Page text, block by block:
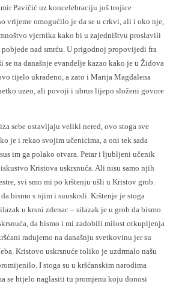
Pavičić uz koncelebraciju još trojice
vrijeme omogućilo je da se u crkvi, ali i oko nje,
vjernika kako bi u zajedništvu proslavili
nad smrću. U prigodnoj propovijedi fra
na današnje evanđelje kazao kako je u Židova
tijelo ukradeno, a zato i Marija Magdalena
uzeo, ali povoji i ubrus lijepo složeni govore
sebe ostavljaju veliki nered, ovo stoga sve
je i rekao svojim učenicima, a oni tek sada
im ga polako otvara. Petar i ljubljeni učenik
Kristova uskrsnuća. Ali nisu samo njih
svi smo mi po krštenju ušli u Kristov grob.
bismo s njim i suuskrsli. Krštenje je stoga
u krsni zdenac – silazak je u grob da bismo
da bismo i mi zadobili milost otkupljenja
radujemo na današnju svetkovinu jer su
Kristovo uskrsnuće toliko je uzdrmalo našu
I stoga su u kršćanskim narodima
se htjelo naglasiti tu promjenu koju donosi